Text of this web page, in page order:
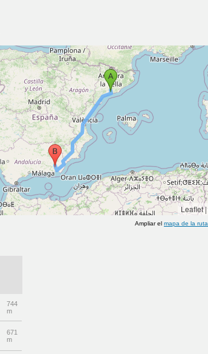
Leaflet|
Ampliar el mapa de la ruta
744
m
671
m